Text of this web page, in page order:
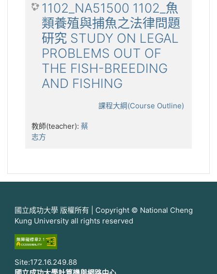
1102_NA51500 1102_魚
類養殖與捕魚之法律問題
研究 STUDY ON LEGAL
PROBLEMS OUT OF
THE FISH-BREEDING
AND FISHING
課程大綱(Course Outline)
教師(teacher): 蔡
志方
國立成功大學 版權所有 | Copyright © National Cheng
Kung University all rights reserved
Site:172.16.249.88